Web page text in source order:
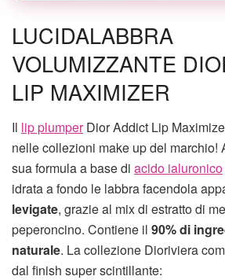
LUCIDALABBRA
VOLUMIZZANTE
LIP MAXIMIZER
Il lip plumperDior Addict Lip
nelle collezioni make up del marchio!
sua formula a base di acido ialuronico
idrata a fondo le labbra facendola
levigate, grazie al mix di estratto di
peperoncino. Contiene il 90% di
naturale. La collezione Dioriviera
dal finish super scintillante: